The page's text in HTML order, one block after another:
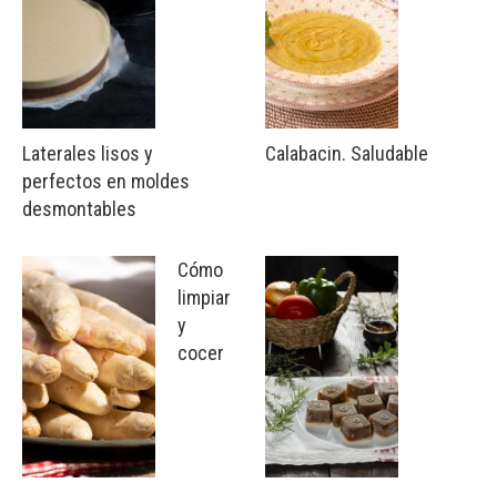
Laterales lisos y
perfectos en moldes
desmontables
Cómo
limpiar
y
cocer
Calabacin. Saludable